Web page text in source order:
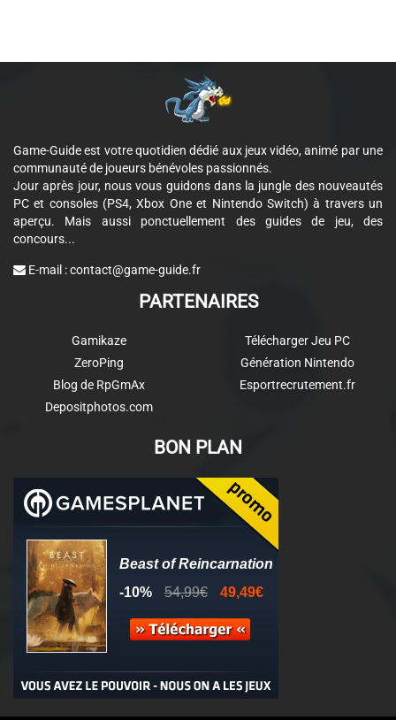
Game-Guide est votre quotidien dédié aux jeux vidéo, animé par une
communauté de joueurs bénévoles passionnés.
Jour après jour, nous vous guidons dans la jungle des nouveautés
PC et consoles (PS4, Xbox One et Nintendo Switch) à travers un
aperçu. Mais aussi ponctuellement des guides de jeu, des
concours...
E-mail :contact@game-guide.fr
PARTENAIRES
Gamikaze
ZeroPing
Blog de RpGmAx
Depositphotos.com
Télécharger Jeu PC
Génération Nintendo
Esportrecrutement.fr
BON PLAN